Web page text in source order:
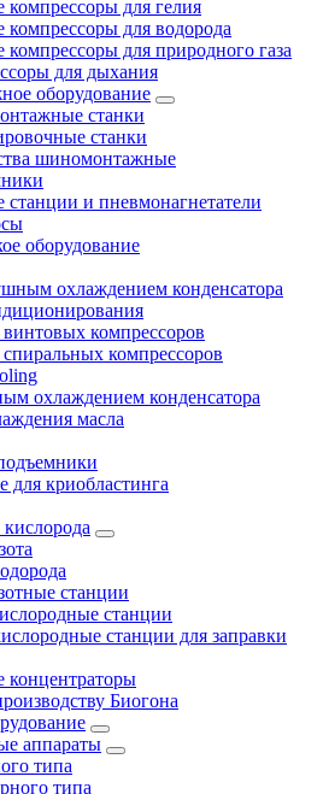
компрессоры для гелия
компрессоры для водорода
компрессоры для природного газа
для дыхания
оборудование
станки
станки
шиномонтажные
и пневмонагнетатели
оборудование
охлаждением конденсатора
винтовых компрессоров
спиральных компрессоров
охлаждением конденсатора
масла
для криобластинга
станции
станции
станции для заправки
Биогона
аппараты
типа
типа